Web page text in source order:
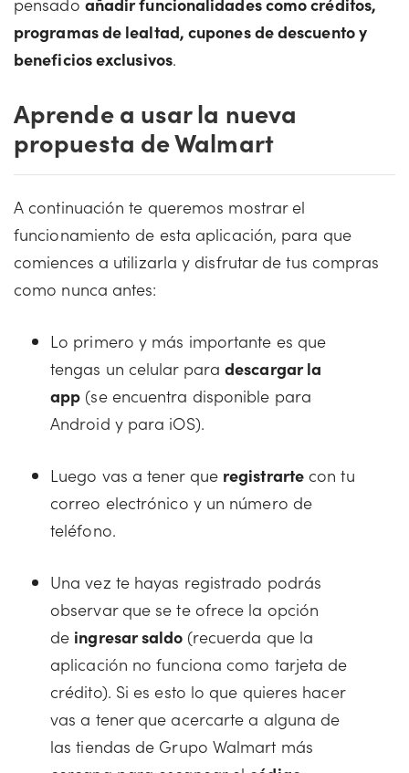
programas de lealtad, cupones de descuento y
beneficios exclusivos.
Aprende a usar la nueva
propuesta de Walmart
A continuación te queremos mostrar el
funcionamiento de esta aplicación, para que
comiences a utilizarla y disfrutar de tus compras
como nunca antes:
Lo primero y más importante es que
tengas un celular paradescargar la
app (se encuentra disponible para
Android y para iOS).
Luego vas a tener que registrartecon tu
correo electrónico y un número de
teléfono.
Una vez te hayas registrado podrás
observar que se te ofrece la opción
de ingresar saldo (recuerda que la
aplicación no funciona como tarjeta de
crédito). Si es esto lo que quieres hacer
vas a tener que acercarte a alguna de
las tiendas de Grupo Walmart más